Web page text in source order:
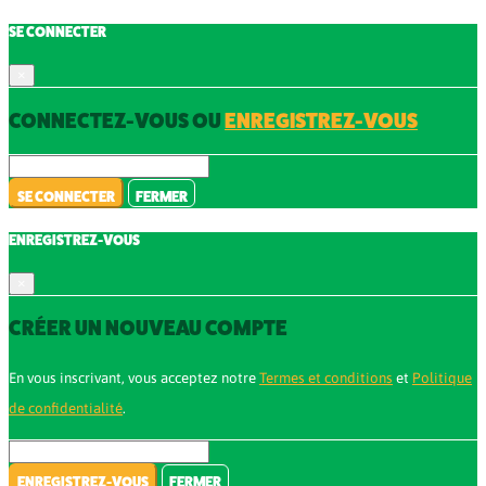
SE CONNECTER
CONNECTEZ-VOUS OUENREGISTREZ-VOUS
SE CONNECTER FERMER
ENREGISTREZ-VOUS
CRÉER UN NOUVEAU COMPTE
En vous inscrivant, vous acceptez notre Termes et conditions et Politique
de confidentialité.
ENREGISTREZ-VOUS FERMER